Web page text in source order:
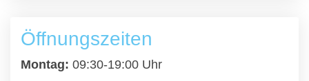
Öffnungszeiten
Montag: 09:30-19:00 Uhr